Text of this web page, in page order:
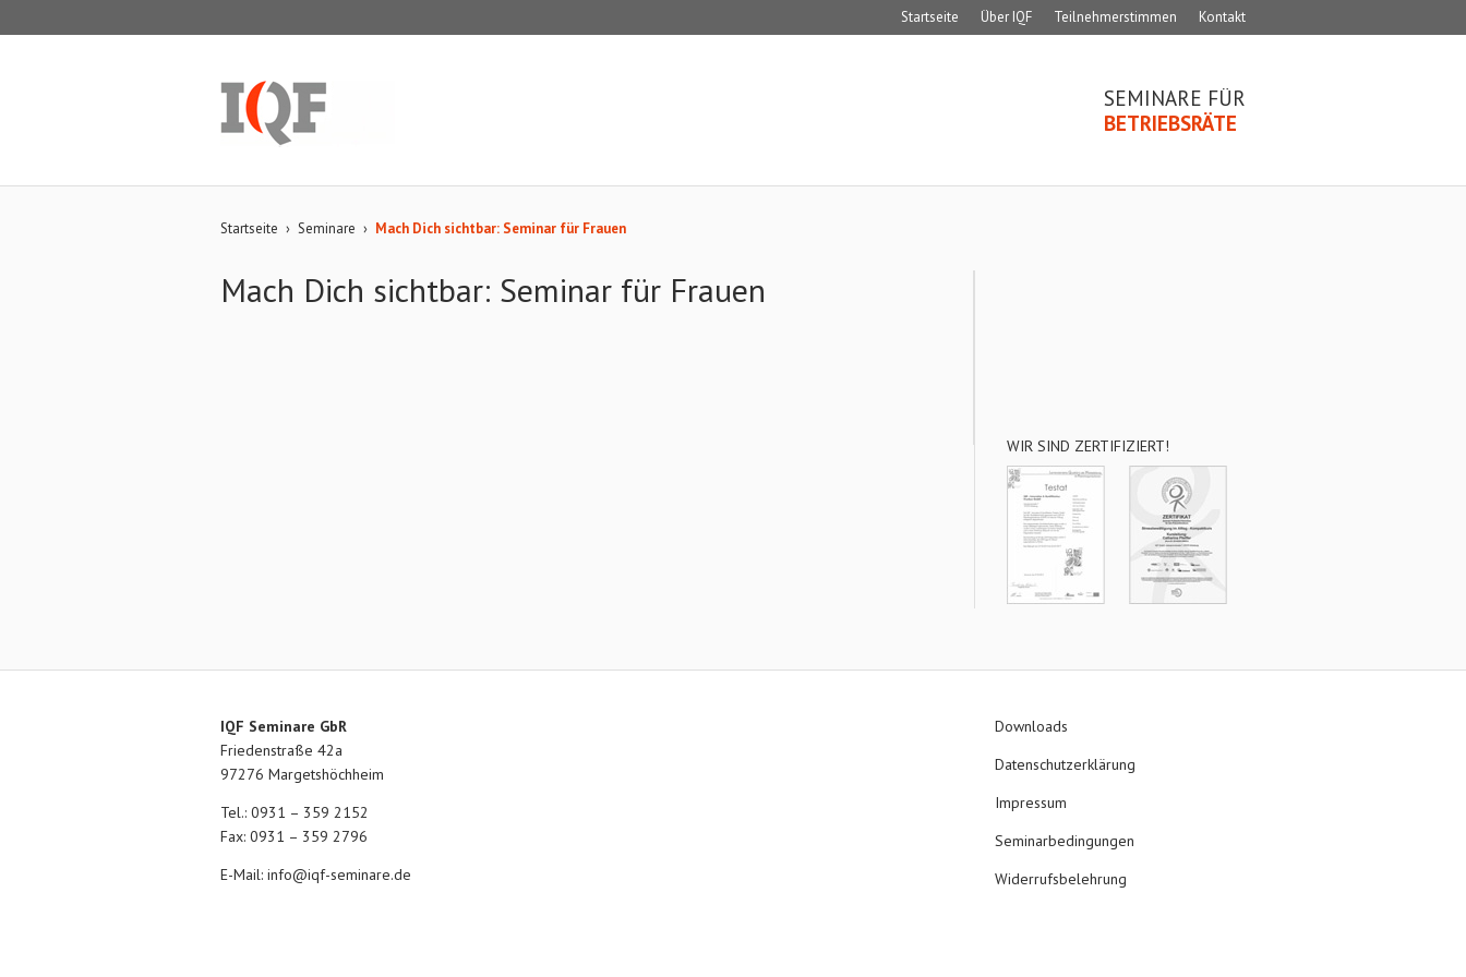
Startseite Über IQF Teilnehmerstimmen Kontakt
SEMINARE FÜR
BETRIEBSRÄTE
Startseite › Seminare › Mach Dich sichtbar: Seminar für Frauen
Mach Dich sichtbar: Seminar für Frauen
WIR SIND ZERTIFIZIERT!
IQF Seminare GbR
Friedenstraße 42a
97276 Margetshöchheim
Tel.: 0931 – 359 2152
Fax: 0931 – 359 2796
E-Mail: info@iqf-seminare.de
Downloads
Datenschutzerklärung
Impressum
Seminarbedingungen
Widerrufsbelehrung